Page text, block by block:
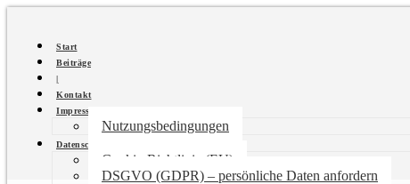
Start
Beiträge
|
Kontakt
Impressum
Nutzungsbedingungen
Datenschutzerklärung
Cookie-Richtlinie (EU)
DSGVO (GDPR) – persönliche Daten anfordern